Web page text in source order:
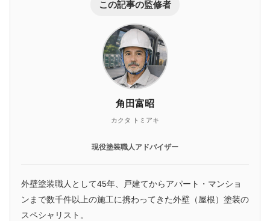
この記事の監修者
角田富昭
カクタ トミアキ
現役塗装職人アドバイザー
外壁塗装職人として45年、戸建てからアパート・マンショ
ンまで数千件以上の施工に携わってきた外壁（屋根）塗装の
スペシャリスト。